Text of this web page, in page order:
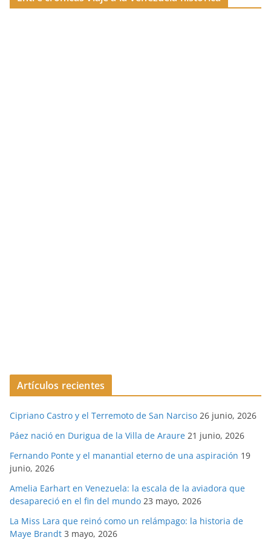
Artículos recientes
Cipriano Castro y el Terremoto de San Narciso 26 junio, 2026
Páez nació en Durigua de la Villa de Araure 21 junio, 2026
Fernando Ponte y el manantial eterno de una aspiración 19
junio, 2026
Amelia Earhart en Venezuela: la escala de la aviadora que
desapareció en el fin del mundo 23 mayo, 2026
La Miss Lara que reinó como un relámpago: la historia de
Maye Brandt 3 mayo, 2026